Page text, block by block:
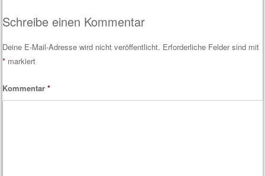
Post navigation
Schreibe einen Kommentar
Deine E-Mail-Adresse wird nicht veröffentlicht. Erforderliche Felder sind mit
* markiert
Kommentar*